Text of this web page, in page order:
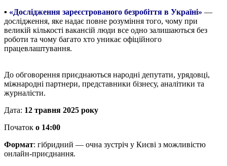
▪️ «Дослідження зареєстрованого безробіття в Україні» —
дослідження, яке надає повне розуміння того, чому при
великій кількості вакансій люди все одно залишаються без
роботи та чому багато хто уникає офіційного
працевлаштування.
До обговорення приєднаються народні депутати, урядовці,
міжнародні партнери, представники бізнесу, аналітики та
журналісти.
Дата: 12 травня 2025 року
Початок о 14:00
Формат: гібридний — очна зустріч у Києві з можливістю
онлайн-приєднання.